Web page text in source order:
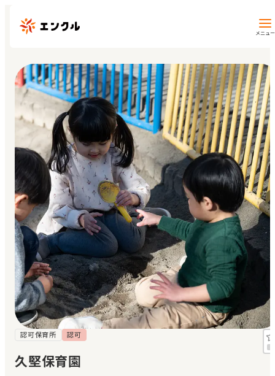
メニュー
保育園・幼稚園を探す
地図から探す
地域から探す
マイページ
閲覧履歴
お気に入り
見学日記
メッセージ
おすすめの園
認可保育所 認可
久堅保育園